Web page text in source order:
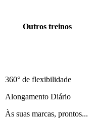
Outros treinos
360° de flexibilidade
Alongamento Diário
Às suas marcas, prontos...